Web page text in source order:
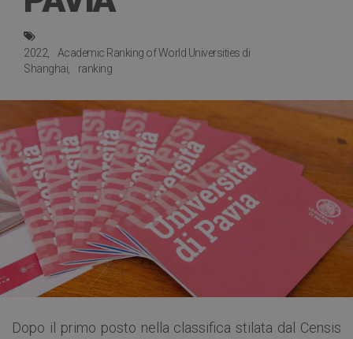
2022
Academic Ranking of World Universities di
Shanghai
ranking
Dopo il primo posto nella classifica stilata dal Censis